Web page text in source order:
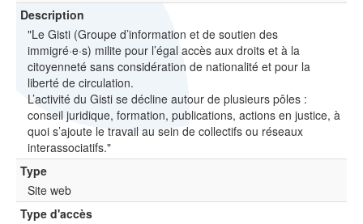
Description
"Le Gisti (Groupe d’information et de soutien des
immigré·e·s) milite pour l’égal accès aux droits et à la
citoyenneté sans considération de nationalité et pour la
liberté de circulation.
L’activité du Gisti se décline autour de plusieurs pôles :
conseil juridique, formation, publications, actions en justice, à
quoi s’ajoute le travail au sein de collectifs ou réseaux
interassociatifs."
Type
Site web
Type d'accès